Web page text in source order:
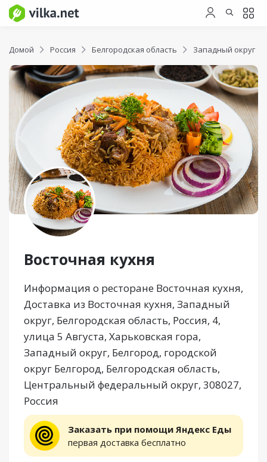
Домой Россия Белгородская область Западный округ
Восточная кухня
Информация о ресторане Восточная кухня,
Доставка из Восточная кухня, Западный
округ, Белгородская область, Россия, 4,
улица 5 Августа, Харьковская гора,
Западный округ, Белгород, городской
округ Белгород, Белгородская область,
Центральный федеральный округ, 308027,
Россия
Заказать при помощи Яндекс Еды
первая доставка бесплатно